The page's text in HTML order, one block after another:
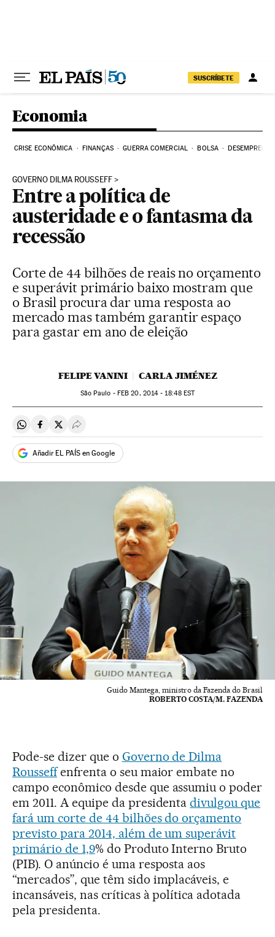
SUSCRÍBETE
Economia
CRISE ECONÔMICA FINANÇAS GUERRA COMERCIAL BOLSA DESEMPREGO
GOVERNO DILMA ROUSSEFF
Entre a política de
austeridade e o fantasma da
recessão
Corte de 44 bilhões de reais no orçamento
e superávit primário baixo mostram que
o Brasil procura dar uma resposta ao
mercado mas também garantir espaço
para gastar em ano de eleição
FELIPE VANINI CARLA JIMÉNEZ
São Paulo - FEB 20, 2014 - 18:48EST
Compartir en Whatsapp
Compartir en Facebook
Compartir en Twitter
Desplegar Redes Sociales
Añadir EL PAÍS en Google
Guido Mantega, ministro da Fazenda do Brasil
ROBERTO COSTA/M. FAZENDA
Pode-se dizer que o Governo de Dilma
Rousseffenfrenta o seu maior embate no
campo econômico desde que assumiu o poder
em 2011. A equipe da presidentadivulgou que
fará um corte de 44 bilhões do orçamento
previsto para 2014, além de um superávit
primário de 1,9% do Produto Interno Bruto
(PIB). O anúncio é uma resposta aos
“mercados”, que têm sido implacáveis, e
incansáveis, nas críticas à política adotada
pela presidenta.